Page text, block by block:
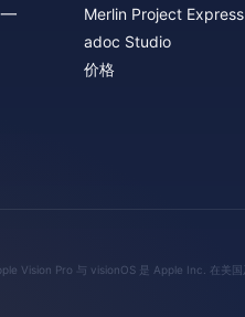
Merlin Project Express
adoc Studio
价格
Vision Pro 与 visionOS 是 Apple Inc. 在美